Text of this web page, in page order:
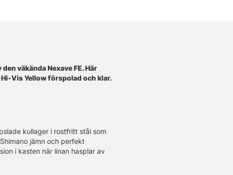
väkända Nexave FE. Här
Vis Yellow förspolad och klar.
kullager i rostfritt stål som
jämn och perfekt
i kasten när linan hasplar av